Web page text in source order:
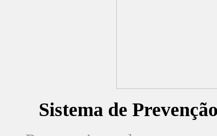
Sistema de